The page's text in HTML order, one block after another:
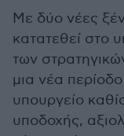
Με δύο νέες
κατατεθεί στο
των
μια νέα
υπουργείο
υποδοχής,